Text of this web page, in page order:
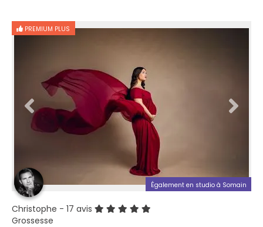
PREMIUM PLUS
Également en studio à Somain
Christophe - 17 avis
Grossesse